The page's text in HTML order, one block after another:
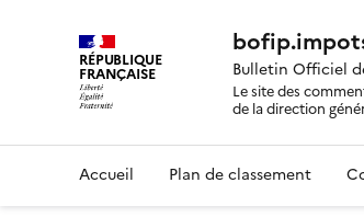
RÉPUBLIQUE
FRANÇAISE Bulletin Officiel
Le site des
de la direction
Accueil Plan de classement